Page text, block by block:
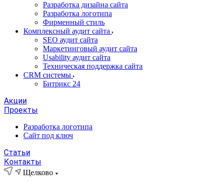
Разработка дизайна сайта
Разработка логотипа
Фирменный стиль
Комплексный аудит сайта
SEO аудит сайта
Маркетинговый аудит сайта
Usability аудит сайта
Техническая поддержка сайта
CRM системы
Битрикс 24
Акции
Проекты
Разработка логотипа
Сайт под ключ
Статьи
Контакты
Щелково